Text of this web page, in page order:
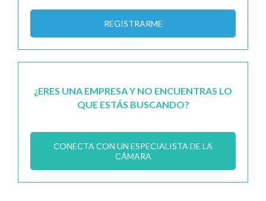
REGISTRARME
¿ERES UNA EMPRESA Y NO ENCUENTRAS LO
QUE ESTÁS BUSCANDO?
CONECTA CON UN ESPECIALISTA DE LA
CÁMARA